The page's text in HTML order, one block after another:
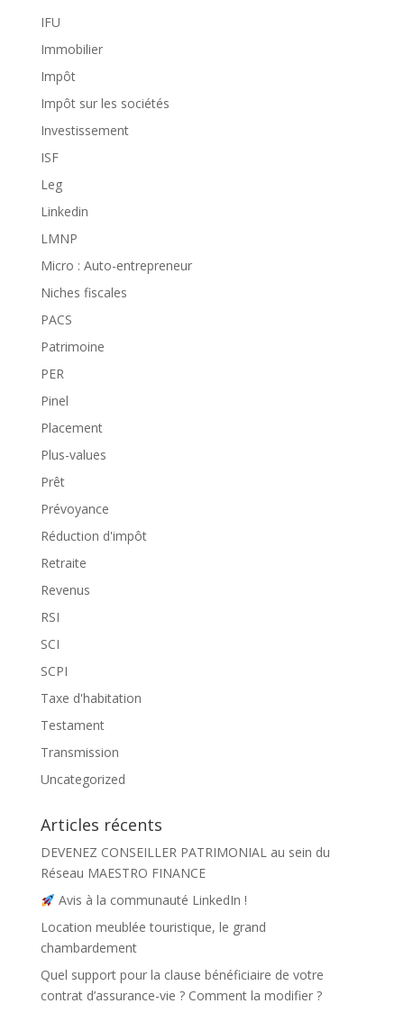
IFU
Immobilier
Impôt
Impôt sur les sociétés
Investissement
ISF
Leg
Linkedin
LMNP
Micro : Auto-entrepreneur
Niches fiscales
PACS
Patrimoine
PER
Pinel
Placement
Plus-values
Prêt
Prévoyance
Réduction d'impôt
Retraite
Revenus
RSI
SCI
SCPI
Taxe d'habitation
Testament
Transmission
Uncategorized
Articles récents
DEVENEZ CONSEILLER PATRIMONIAL au sein du
Réseau MAESTRO FINANCE
Avis à la communauté LinkedIn !
Location meublée touristique, le grand
chambardement
Quel support pour la clause bénéficiaire de votre
contrat d’assurance-vie ? Comment la modifier ?